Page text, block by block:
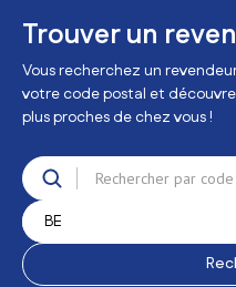
Trouver un
Vous recherchez un
votre code postal et
plus proches de chez vous !